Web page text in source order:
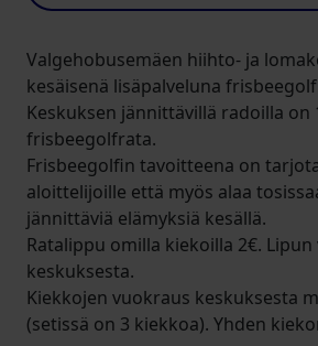
Valgehobusemäen hiihto- ja
kesäisenä lisäpalveluna
Keskuksen jännittävillä radoilla on
frisbeegolfrata.
Frisbeegolfin tavoitteena on
aloittelijoille että myös alaa
jännittäviä elämyksiä kesällä.
Ratalippu omilla kiekoilla 2€. Lipun
keskuksesta.
Kiekkojen vuokraus keskuksesta
(setissä on 3 kiekkoa). Yhden